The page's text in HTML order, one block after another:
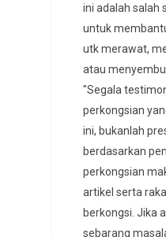
ini adalah
untuk
utk merawat,
atau
"Segala
perkongsian
ini, bukanlah
berdasarkan
perkongsian
artikel serta
berkongsi. Jika
sebarang